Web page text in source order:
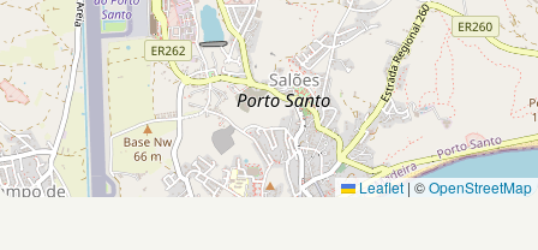
Leaflet | ©OpenStreetMap